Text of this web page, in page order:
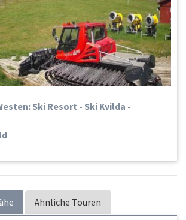
Ski Resort - Ski Kvilda -
Ähnliche Touren